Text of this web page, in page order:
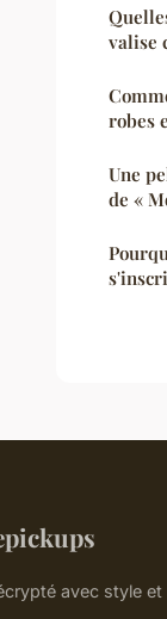
valise
robes
Une
de «
avec style